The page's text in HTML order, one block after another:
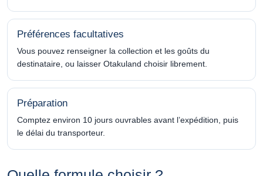
Préférences facultatives
Vous pouvez renseigner la collection et les goûts du
destinataire, ou laisser Otakuland choisir librement.
Préparation
Comptez environ 10 jours ouvrables avant l’expédition, puis
le délai du transporteur.